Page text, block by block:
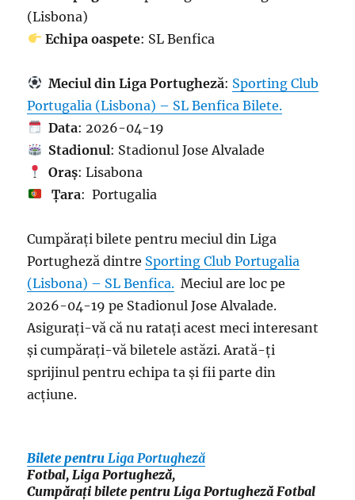
(Lisbona)
Echipa oaspete: SL Benfica
Meciul din Liga Portugheză: Sporting Club
Portugalia (Lisbona) – SL Benfica Bilete.
Data: 2026-04-19
Stadionul: Stadionul Jose Alvalade
Oraș: Lisabona
Țara: Portugalia
Cumpărați bilete pentru meciul din Liga
Portugheză dintre Sporting Club Portugalia
(Lisbona) – SL Benfica. Meciul are loc pe
2026-04-19 pe Stadionul Jose Alvalade.
Asigurați-vă că nu ratați acest meci interesant
și cumpărați-vă biletele astăzi. Arată-ți
sprijinul pentru echipa ta și fii parte din
acțiune.
Bilete pentru Liga Portugheză
Fotbal, Liga Portugheză,
Cumpărați bilete pentru Liga Portugheză Fotbal